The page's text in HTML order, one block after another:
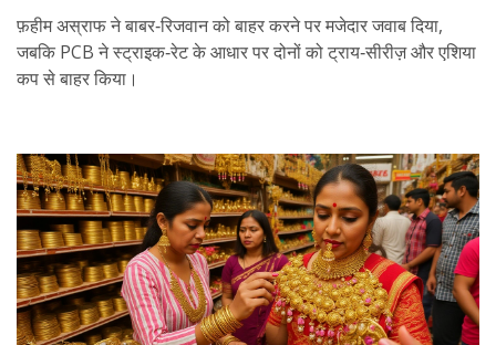
फ़हीम अस्राफ ने बाबर‑रिजवान को बाहर करने पर मजेदार जवाब दिया,
जबकि PCB ने स्ट्राइक‑रेट के आधार पर दोनों को ट्राय‑सीरीज़ और एशिया
कप से बाहर किया।